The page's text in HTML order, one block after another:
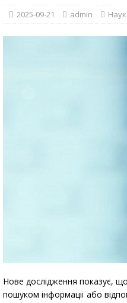
2025-09-21 admin
Нове дослідження показує,
пошуком інформації або